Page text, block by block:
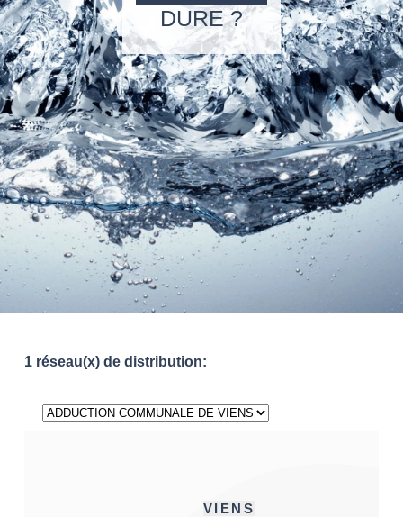
DURE ?
1 réseau(x) de distribution:
VIENS